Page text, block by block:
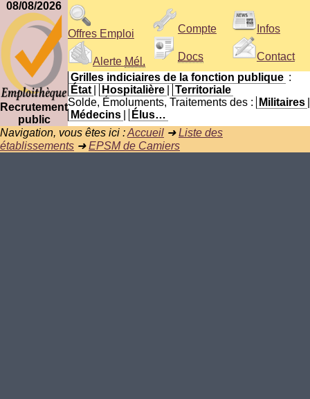
08/08/2026
Recrutement
public
Offres Emploi
Alerte Mél.
Compte
Docs
Infos
Contact
Grilles indiciaires de la fonction publique :
État
Hospitalière
Territoriale
Solde, Émoluments, Traitements des :
Militaires
Médecins
Élus…
Navigation, vous êtes ici :Accueil ➜Liste des
établissements ➜EPSM de Camiers